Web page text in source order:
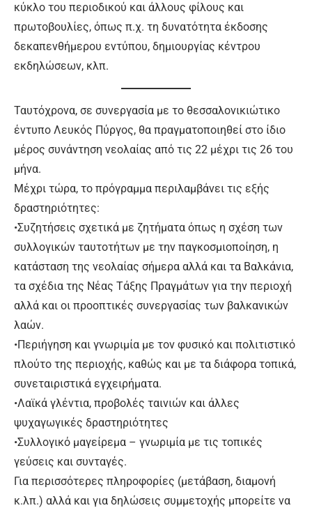
κύκλο του περιοδικού και άλλους φίλους και
πρωτοβουλίες, όπως π.χ. τη δυνατότητα έκδοσης
δεκαπενθήμερου εντύπου, δημιουργίας κέντρου
εκδηλώσεων, κλπ.
Ταυτόχρονα, σε συνεργασία με το θεσσαλονικιώτικο
έντυπο Λευκός Πύργος, θα πραγματοποιηθεί στο ίδιο
μέρος συνάντηση νεολαίας από τις 22 μέχρι τις 26 του
μήνα.
Μέχρι τώρα, το πρόγραμμα περιλαμβάνει τις εξής
δραστηριότητες:
•Συζητήσεις σχετικά με ζητήματα όπως η σχέση των
συλλογικών ταυτοτήτων με την παγκοσμιοποίηση, η
κατάσταση της νεολαίας σήμερα αλλά και τα Βαλκάνια,
τα σχέδια της Νέας Τάξης Πραγμάτων για την περιοχή
αλλά και οι προοπτικές συνεργασίας των βαλκανικών
λαών.
•Περιήγηση και γνωριμία με τον φυσικό και πολιτιστικό
πλούτο της περιοχής, καθώς και με τα διάφορα τοπικά,
συνεταιριστικά εγχειρήματα.
•Λαϊκά γλέντια, προβολές ταινιών και άλλες
ψυχαγωγικές δραστηριότητες
•Συλλογικό μαγείρεμα – γνωριμία με τις τοπικές
γεύσεις και συνταγές.
Για περισσότερες πληροφορίες (μετάβαση, διαμονή
κ.λπ.) αλλά και για δηλώσεις συμμετοχής μπορείτε να